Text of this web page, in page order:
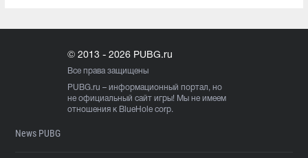
© 2013 - 2026 PUBG.ru
Все права защищены
PUBG.ru – информационный портал, но
не официальный сайт игры! Мы не имеем
отношения к BlueHole corp.
News PUBG